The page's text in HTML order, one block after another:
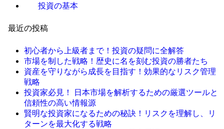
投資の基本
最近の投稿
初心者から上級者まで！投資の疑問に全解答
市場を制した戦略！歴史に名を刻む投資の勝者たち
資産を守りながら成長を目指す！効果的なリスク管理
戦略
投資家必見！ 日本市場を解析するための厳選ツールと
信頼性の高い情報源
賢明な投資家になるための秘訣！リスクを理解し、リ
ターンを最大化する戦略